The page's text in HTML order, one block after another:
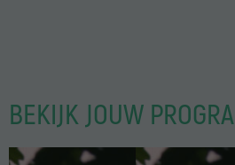
BEKIJK JOUW